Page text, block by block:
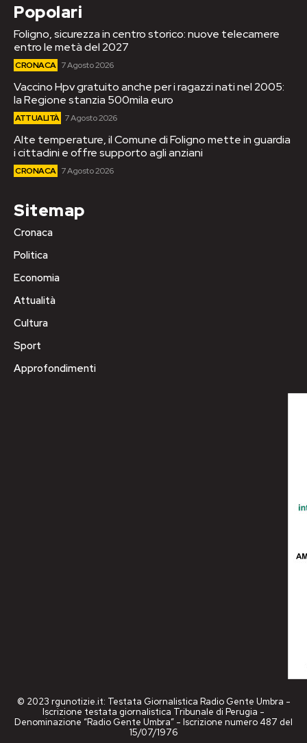
Popolari
Foligno, sicurezza in centro storico: nuove telecamere
entro le metà del 2027
CRONACA 7 Agosto 2026
Vaccino Hpv gratuito anche per i ragazzi nati nel 2005:
la Regione stanzia 500mila euro
ATTUALITÀ 7 Agosto 2026
Alte temperature, il Comune di Foligno mette in guardia
i cittadini e offre supporto agli anziani
CRONACA 7 Agosto 2026
Sitemap
Cronaca
Politica
Economia
Attualità
Cultura
Sport
Approfondimenti
© 2023 rgunotizie.it: Testata Giornalistica Radio Gente Umbra -
Iscrizione testata giornalistica Tribunale di Perugia -
Denominazione “Radio Gente Umbra” - Iscrizione numero 487 del
15/07/1976